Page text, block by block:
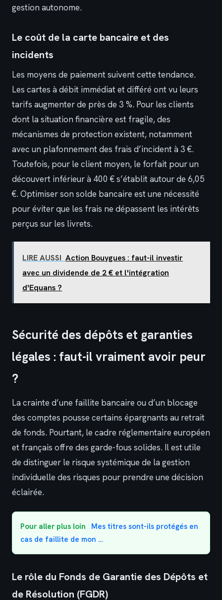
gestion autonome.
Le coût de la carte bancaire et des
incidents
Les moyens de paiement suivent cette tendance.
Les cartes à débit immédiat et différé ont vu leurs
tarifs augmenter de près de 3 %. Pour les clients
dont la situation financière est fragile, des
mécanismes de protection existent, notamment
avec un plafonnement des frais d’incident à 3 €.
Toutefois, pour le client moyen, le forfait pour un
découvert inférieur à 400 € s’établit autour de 6,05
€. Optimiser son solde bancaire est une nécessité
pour éviter que les frais ne dépassent les intérêts
perçus sur les livrets.
LIRE AUSSI Action Bouygues : faut-il investir
avec un dividende de 2 € et l'intégration
d'Equans ?
Sécurité des dépôts et garanties
légales : faut-il vraiment avoir peur
?
La crainte d’une faillite bancaire ou d’un blocage
des comptes pousse certains épargnants au retrait
de fonds. Pourtant, le cadre réglementaire européen
et français offre des garde-fous solides. Il est utile
de distinguer le risque systémique de la gestion
individuelle des risques pour prendre une décision
éclairée.
Pour aller plus loin : Mes titres sont-ils protégés en
cas de faillite de mon …
Le rôle du Fonds de Garantie des Dépôts et
de Résolution (FGDR)